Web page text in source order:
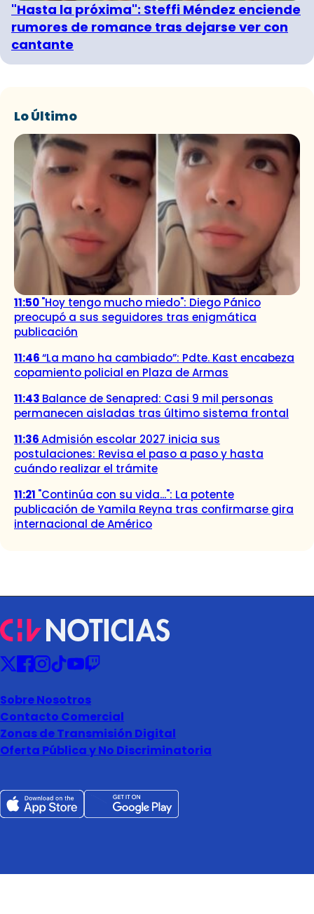
"Hasta la próxima": Steffi Méndez enciende
rumores de romance tras dejarse ver con
cantante
Lo Último
11:50"Hoy tengo mucho miedo": Diego Pánico
preocupó a sus seguidores tras enigmática
publicación
11:46“La mano ha cambiado”: Pdte. Kast encabeza
copamiento policial en Plaza de Armas
11:43 Balance de Senapred: Casi 9 mil personas
permanecen aisladas tras último sistema frontal
11:36Admisión escolar 2027 inicia sus
postulaciones: Revisa el paso a paso y hasta
cuándo realizar el trámite
11:21 "Continúa con su vida...": La potente
publicación de Yamila Reyna tras confirmarse gira
internacional de Américo
Sobre Nosotros
Contacto Comercial
Zonas de Transmisión Digital
Oferta Pública y No Discriminatoria